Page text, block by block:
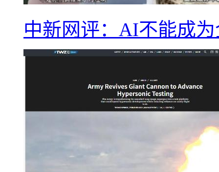
中新网评：AI不能成